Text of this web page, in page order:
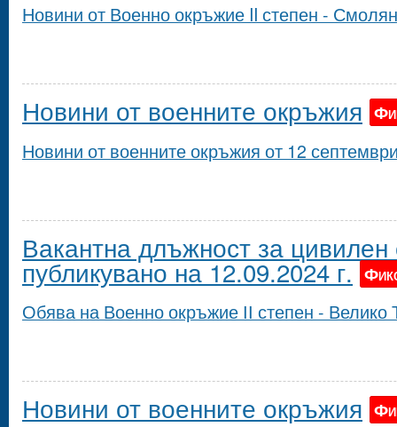
Новини от Военно окръжие II степен -
Новини от военните окръжия
Новини от военните окръжия от 12
Вакантна длъжност за
публикувано на 12.09.2024 г.
Обява на Военно окръжие ІІ степен - Велико
Новини от военните окръжия